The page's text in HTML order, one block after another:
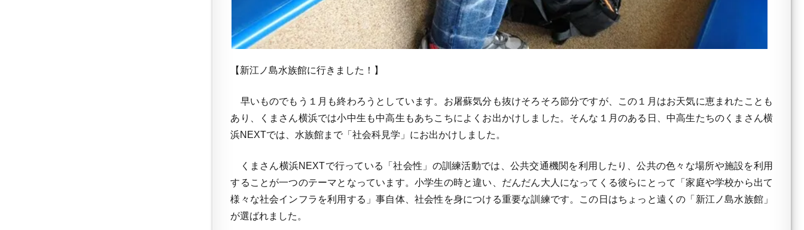
【新江ノ島水族館に行きました！】
早いものでもう１月も終わろうとしています。お屠蘇気分も抜けそろそろ節分ですが、この１月はお天気に恵まれたことも
あり、くまさん横浜では小中生も中高生もあちこちによくお出かけしました。そんな１月のある日、中高生たちのくまさん横
浜NEXTでは、水族館まで「社会科見学」にお出かけしました。
くまさん横浜NEXTで行っている「社会性」の訓練活動では、公共交通機関を利用したり、公共の色々な場所や施設を利用
することが一つのテーマとなっています。小学生の時と違い、だんだん大人になってくる彼らにとって「家庭や学校から出て
様々な社会インフラを利用する」事自体、社会性を身につける重要な訓練です。この日はちょっと遠くの「新江ノ島水族館」
が選ばれました。